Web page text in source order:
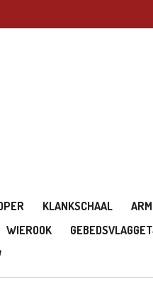
KLANKSCHAAL
WIEROOK